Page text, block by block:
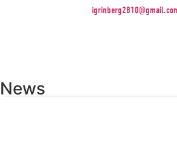
News